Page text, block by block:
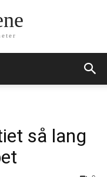
så lang